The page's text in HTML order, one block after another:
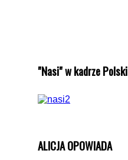
"Nasi" w kadrze Polski
ALICJA OPOWIADA